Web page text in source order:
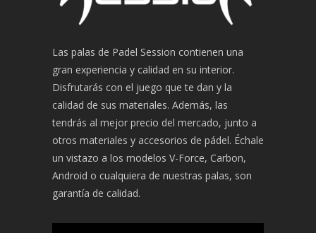
Las palas de Padel Session contienen una
gran experiencia y calidad en su interior.
Disfrutarás con el juego que te dan y la
calidad de sus materiales. Además, las
tendrás al mejor precio del mercado, junto a
otros materiales y accesorios de pádel. Échale
un vistazo a los modelos V-Force, Carbon,
Android o cualquiera de nuestras palas, son
garantía de calidad.